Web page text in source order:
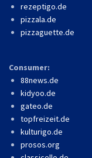
rezeptigo.de
pizzala.de
pizzaguette.de
Consumer:
88news.de
kidyoo.de
gateo.de
topfreizeit.de
kulturigo.de
prosos.org